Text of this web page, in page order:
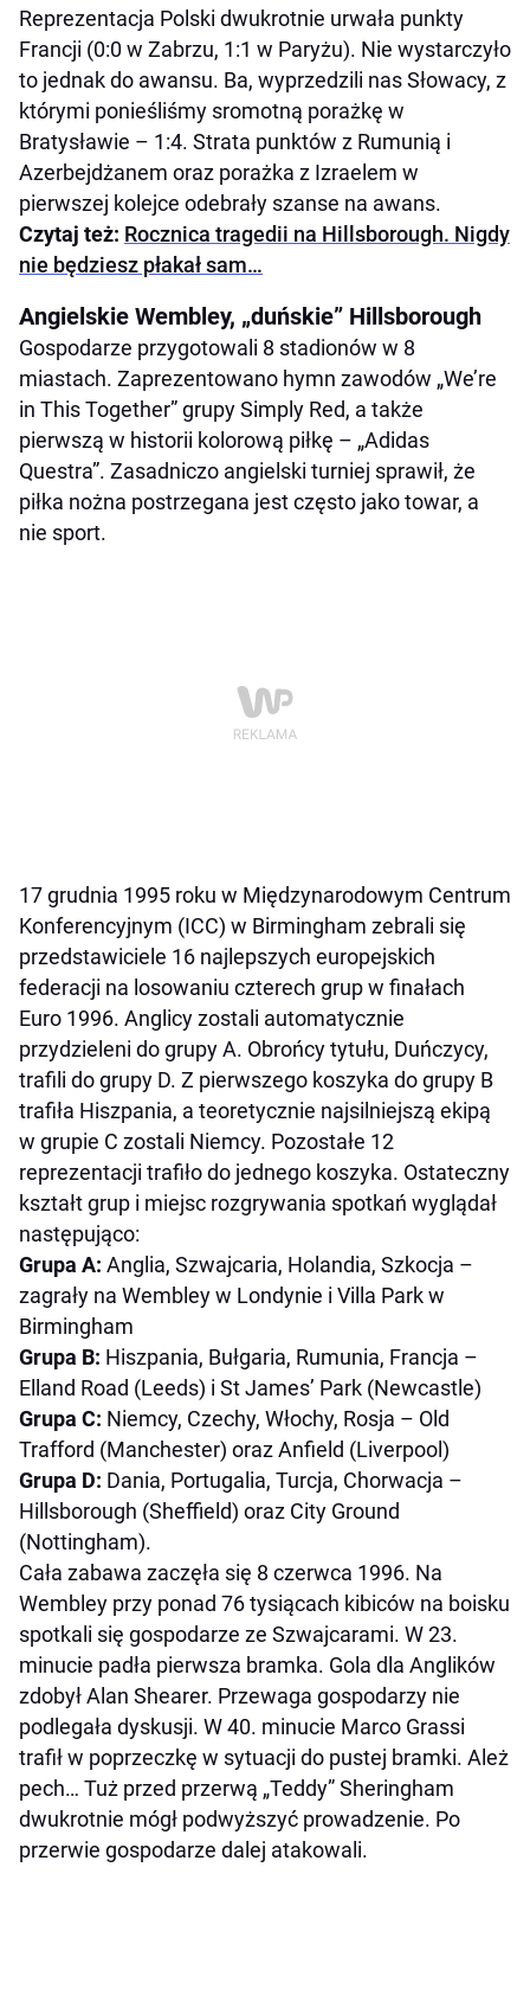
Reprezentacja Polski dwukrotnie urwała punkty
Francji (0:0 w Zabrzu, 1:1 w Paryżu). Nie wystarczyło
to jednak do awansu. Ba, wyprzedzili nas Słowacy, z
którymi ponieśliśmy sromotną porażkę w
Bratysławie – 1:4. Strata punktów z Rumunią i
Azerbejdżanem oraz porażka z Izraelem w
pierwszej kolejce odebrały szanse na awans.
Czytaj też: Rocznica tragedii na Hillsborough. Nigdy
nie będziesz płakał sam…
Angielskie Wembley, „duńskie” Hillsborough
Gospodarze przygotowali 8 stadionów w 8
miastach. Zaprezentowano hymn zawodów „We’re
in This Together” grupy Simply Red, a także
pierwszą w historii kolorową piłkę – „Adidas
Questra”. Zasadniczo angielski turniej sprawił, że
piłka nożna postrzegana jest często jako towar, a
nie sport.
17 grudnia 1995 roku w Międzynarodowym Centrum
Konferencyjnym (ICC) w Birmingham zebrali się
przedstawiciele 16 najlepszych europejskich
federacji na losowaniu czterech grup w finałach
Euro 1996. Anglicy zostali automatycznie
przydzieleni do grupy A. Obrońcy tytułu, Duńczycy,
trafili do grupy D. Z pierwszego koszyka do grupy B
trafiła Hiszpania, a teoretycznie najsilniejszą ekipą
w grupie C zostali Niemcy. Pozostałe 12
reprezentacji trafiło do jednego koszyka. Ostateczny
kształt grup i miejsc rozgrywania spotkań wyglądał
następująco:
Grupa A: Anglia, Szwajcaria, Holandia, Szkocja –
zagrały na Wembley w Londynie i Villa Park w
Birmingham
Grupa B: Hiszpania, Bułgaria, Rumunia, Francja –
Elland Road (Leeds) i St James’ Park (Newcastle)
Grupa C: Niemcy, Czechy, Włochy, Rosja – Old
Trafford (Manchester) oraz Anfield (Liverpool)
Grupa D: Dania, Portugalia, Turcja, Chorwacja –
Hillsborough (Sheffield) oraz City Ground
(Nottingham).
Cała zabawa zaczęła się 8 czerwca 1996. Na
Wembley przy ponad 76 tysiącach kibiców na boisku
spotkali się gospodarze ze Szwajcarami. W 23.
minucie padła pierwsza bramka. Gola dla Anglików
zdobył Alan Shearer. Przewaga gospodarzy nie
podlegała dyskusji. W 40. minucie Marco Grassi
trafił w poprzeczkę w sytuacji do pustej bramki. Ależ
pech… Tuż przed przerwą „Teddy” Sheringham
dwukrotnie mógł podwyższyć prowadzenie. Po
przerwie gospodarze dalej atakowali.